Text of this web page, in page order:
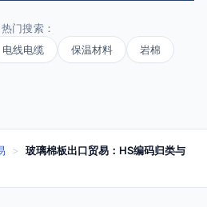
热门搜索：
电线电缆 保温材料 岩棉
>
玻璃棉板出口贸易：HS编码归类与